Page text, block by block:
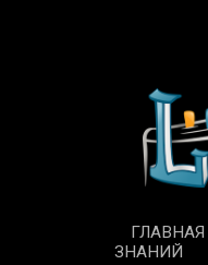
ГЛАВНАЯ
ЗНАНИЙ